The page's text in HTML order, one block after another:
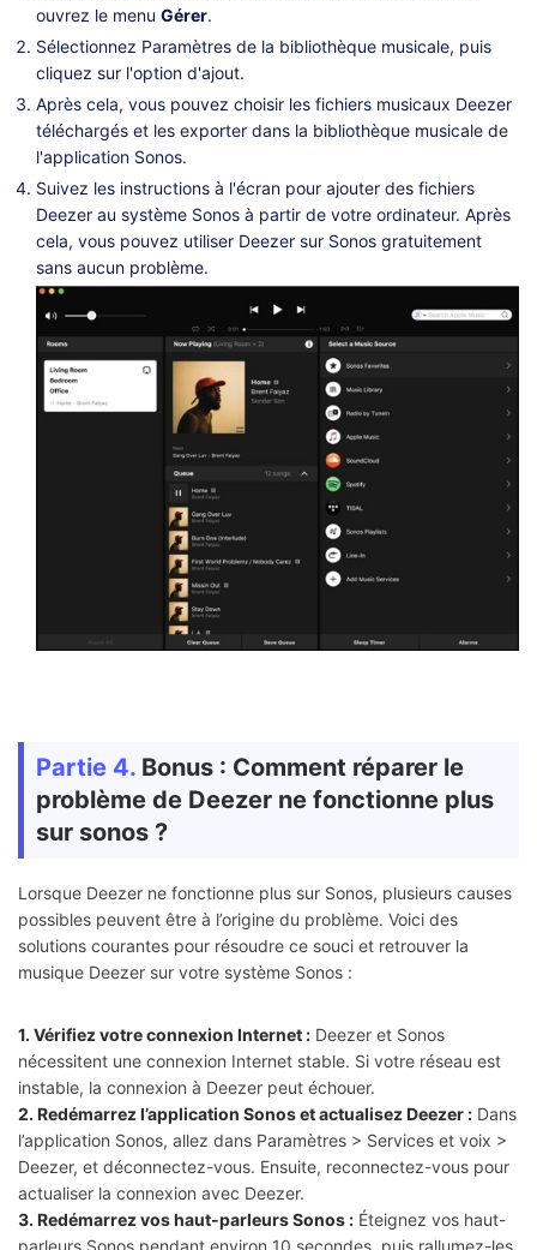
ouvrez le menu Gérer.
Sélectionnez Paramètres de la bibliothèque musicale, puis
cliquez sur l'option d'ajout.
Après cela, vous pouvez choisir les fichiers musicaux Deezer
téléchargés et les exporter dans la bibliothèque musicale de
l'application Sonos.
Suivez les instructions à l'écran pour ajouter des fichiers
Deezer au système Sonos à partir de votre ordinateur. Après
cela, vous pouvez utiliser Deezer sur Sonos gratuitement
sans aucun problème.
Partie 4. Bonus : Comment réparer le
problème de Deezer ne fonctionne plus
sur sonos ?
Lorsque Deezer ne fonctionne plus sur Sonos, plusieurs causes
possibles peuvent être à l’origine du problème. Voici des
solutions courantes pour résoudre ce souci et retrouver la
musique Deezer sur votre système Sonos :
1. Vérifiez votre connexion Internet : Deezer et Sonos
nécessitent une connexion Internet stable. Si votre réseau est
instable, la connexion à Deezer peut échouer.
2. Redémarrez l’application Sonos et actualisez Deezer : Dans
l’application Sonos, allez dans Paramètres > Services et voix >
Deezer, et déconnectez-vous. Ensuite, reconnectez-vous pour
actualiser la connexion avec Deezer.
3. Redémarrez vos haut-parleurs Sonos : Éteignez vos haut-
parleurs Sonos pendant environ 10 secondes, puis rallumez-les.